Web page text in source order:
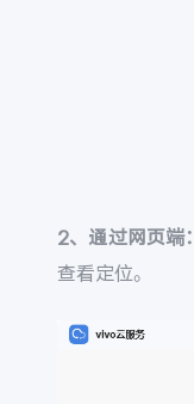
2、通过网页端：
查看定位。